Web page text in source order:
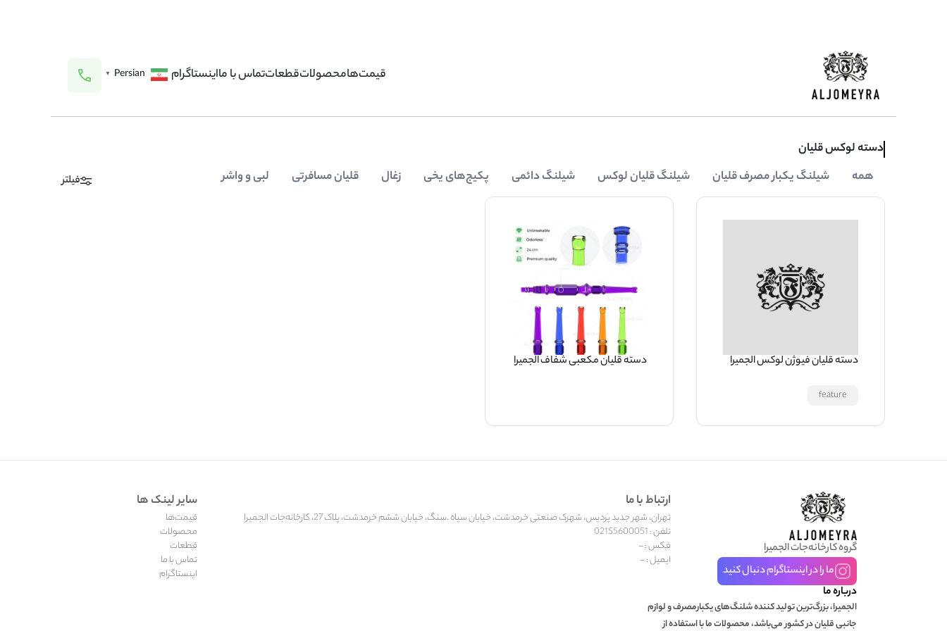
قیمت‌هامحصولاتقطعاتتماس با مااینستاگرام Persian
▼
دسته لوکس قلیان
همه
شیلنگ یکبار مصرف قلیان شیلنگ قلیان لوکس شیلنگ دائمی پکیج‌های یخی زغال قلیان مسافرتی لبی و واشر فیلتر
دسته قلیان فیوژن لوکس الجمیرا
feature
دسته قلیان مکعبی شفاف الجمیرا
گروه کارخانه‌جات الجمیرا
ما را در اینستاگرام دنبال کنید
ارتباط با ما
تهران، شهر جدید پردیس، شهرک صنعتی خرمدشت، خیابان سیاه .سنگ، خیابان ششم خرمدشت، پلاک 27، کارخانه‌جات الجمیرا
تلفن : 02155600051
فکس : -
ایمیل : -
سایر لینک ها
قیمت‌ها
محصولات
قطعات
تماس با ما
اینستاگرام
درباره ما
الجمیرا، بزرگ‌ترین تولید کننده شلنگ‌های یکبارمصرف و لوازم
جانبی قلیان در کشور می‌باشد، محصولات ما با استفاده از